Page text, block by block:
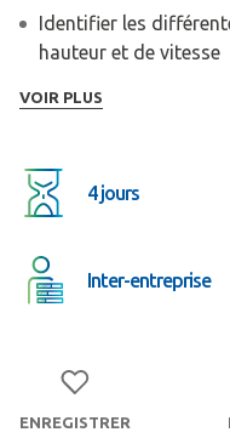
Identifier les
hauteur et de vitesse
Utiliser et Installer un
VOIR PLUS
4 jours
Inter-entreprise
ENREGISTRER